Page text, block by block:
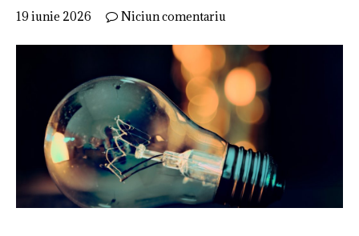
19 iunie 2026 Niciun comentariu